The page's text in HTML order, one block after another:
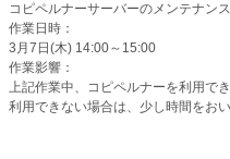
コピペルナーサーバーのメンテナンス
作業日時：
3月7日(木) 14:00～15:00
作業影響：
上記作業中、コピペルナーを利用で
利用できない場合は、少し時間をお